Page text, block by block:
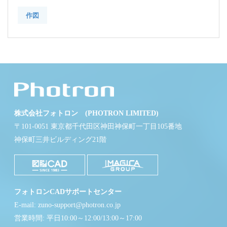
作図
株式会社フォトロン (PHOTRON LIMITED)
〒101-0051 東京都千代田区神田神保町一丁目105番地
神保町三井ビルディング21階
フォトロンCADサポートセンター
E-mail: zuno-support@photron.co.jp
営業時間: 平日10:00～12:00/13:00～17:00